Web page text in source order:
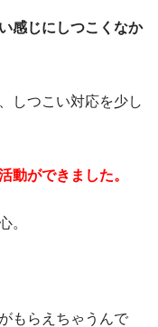
感じにしつこくなか
しつこい対応を少し
動ができました。
。
がもらえちゃうんで